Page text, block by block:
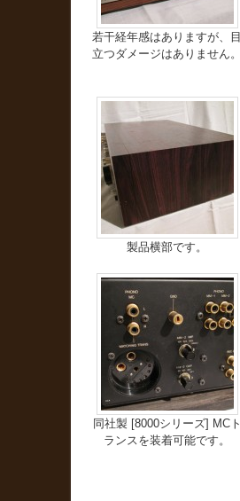
若干経年感はありますが、目
立つダメージはありません。
製品横部です。
同社製 [8000シリーズ] MCト
ランスを装着可能です。